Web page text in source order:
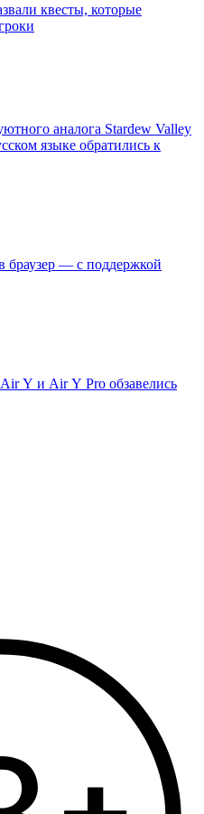
квесты, которые
аналога Stardew Valley
языке обратились к
браузер — с поддержкой
Y и Air Y Pro обзавелись